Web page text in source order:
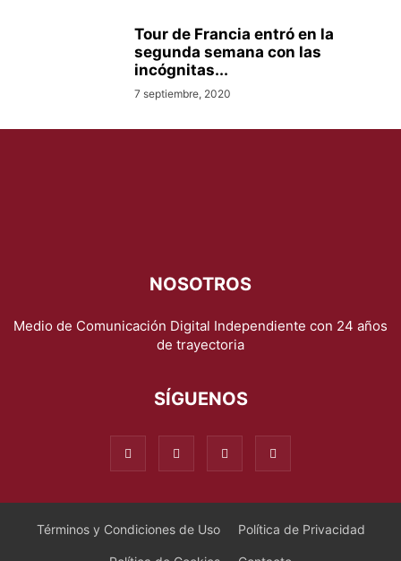
Tour de Francia entró en la
segunda semana con las
incógnitas...
7 septiembre, 2020
NOSOTROS
Medio de Comunicación Digital Independiente con 24 años
de trayectoria
SÍGUENOS
Términos y Condiciones de Uso Política de Privacidad